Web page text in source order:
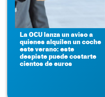
La OCU lanza un aviso a
quienes alquilen un coche
este verano: este
despiste puede costarte
cientos de euros